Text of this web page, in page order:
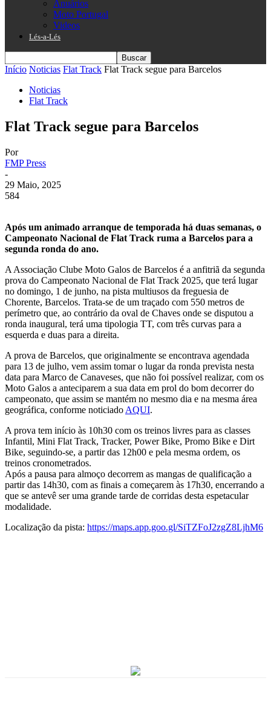
Anuários
Moto Portugal
Videos
Lés-a-Lés
Início Noticias Flat Track Flat Track segue para Barcelos
Noticias
Flat Track
Flat Track segue para Barcelos
Por
FMP Press
-
29 Maio, 2025
584
Após um animado arranque de temporada há duas semanas, o
Campeonato Nacional de Flat Track ruma a Barcelos para a
segunda ronda do ano.
A Associação Clube Moto Galos de Barcelos é a anfitriã da segunda
prova do Campeonato Nacional de Flat Track 2025, que terá lugar
no domingo, 1 de junho, na pista multiusos da freguesia de
Chorente, Barcelos. Trata-se de um traçado com 550 metros de
perímetro que, ao contrário da oval de Chaves onde se disputou a
ronda inaugural, terá uma tipologia TT, com três curvas para a
esquerda e duas para a direita.
A prova de Barcelos, que originalmente se encontrava agendada
para 13 de julho, vem assim tomar o lugar da ronda prevista nesta
data para Marco de Canaveses, que não foi possível realizar, com os
Moto Galos a anteciparem a sua data em prol do bom decorrer do
campeonato, que assim se mantém no mesmo dia e na mesma área
geográfica, conforme noticiado AQUI.
A prova tem início às 10h30 com os treinos livres para as classes
Infantil, Mini Flat Track, Tracker, Power Bike, Promo Bike e Dirt
Bike, seguindo-se, a partir das 12h00 e pela mesma ordem, os
treinos cronometrados.
Após a pausa para almoço decorrem as mangas de qualificação a
partir das 14h30, com as finais a começarem às 17h30, encerrando a
que se antevê ser uma grande tarde de corridas desta espetacular
modalidade.
Localização da pista: https://maps.app.goo.gl/SiTZFoJ2zgZ8LjhM6